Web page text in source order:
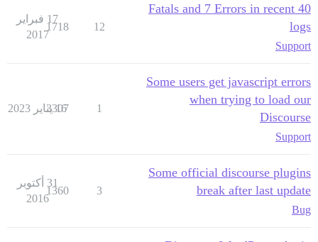
40 Fatals and 7 Errors in recent
logs
Support
12
1718
17 فبراير
2017
Some users get javascript errors
when trying to load our
Discourse
Support
1
3307
16 يناير 2023
Some official discourse plugins
break after last update
Bug
3
1360
31 أكتوبر
2016